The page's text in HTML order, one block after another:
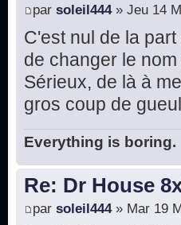
par soleil444» Jeu 14
C'est nul de la
de changer le
Sérieux, de là à
gros coup de
Everything is boring.
Re: Dr House
par soleil444» Mar 19